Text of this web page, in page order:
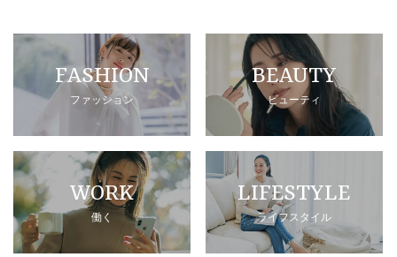
FASHION
ファッション
BEAUTY
ビューティ
WORK
働く
LIFESTYLE
ライフスタイル